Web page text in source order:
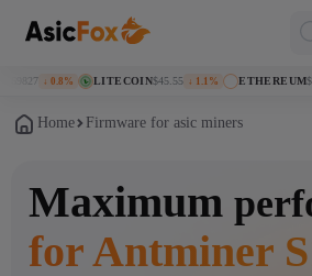
↓ 0.8% LITECOIN$45.55 ↓ 1.1% ETHEREUM
Home Firmware for asic miners
Maximum
for Antminer